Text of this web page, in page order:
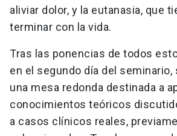
aliviar dolor, y la eutanasia, que
terminar con la vida.
Tras las ponencias de todos
en el segundo día del seminario,
una mesa redonda destinada a
conocimientos teóricos
a casos clínicos reales,